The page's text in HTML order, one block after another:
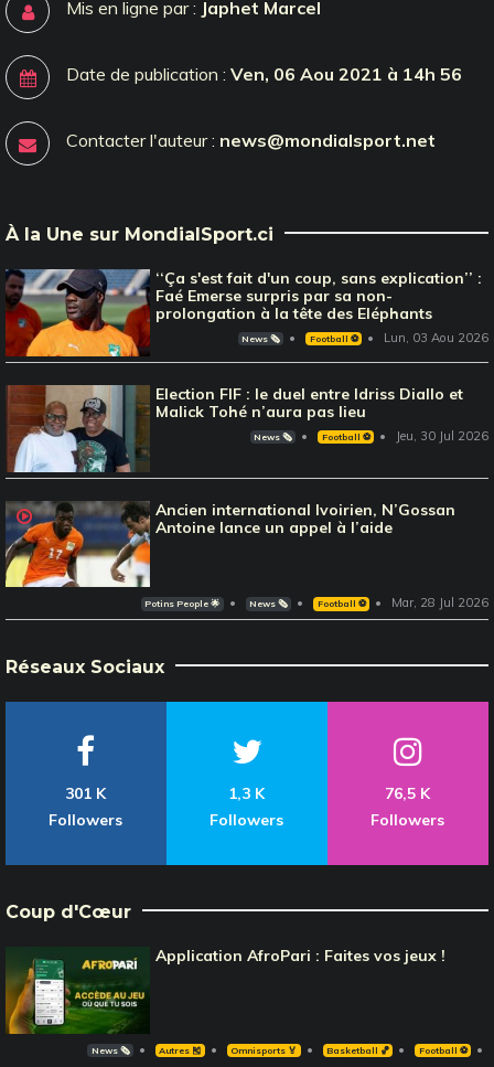
Mis en ligne par : Japhet Marcel
Date de publication : Ven, 06 Aou 2021 à 14h 56
Contacter l'auteur : news@mondialsport.net
À la Une sur MondialSport.ci
‘‘Ça s'est fait d'un coup, sans explication’’ :
Faé Emerse surpris par sa non-
prolongation à la tête des Eléphants
News 🗞️ Football ⚽️ Lun, 03 Aou 2026
Election FIF : le duel entre Idriss Diallo et
Malick Tohé n’aura pas lieu
News 🗞️ Football ⚽️ Jeu, 30 Jul 2026
Ancien international Ivoirien, N’Gossan
Antoine lance un appel à l’aide
Potins People 🌟 News 🗞️ Football ⚽️ Mar, 28 Jul 2026
Réseaux Sociaux
301 K
Followers
1,3 K
Followers
76,5 K
Followers
Coup d'Cœur
Application AfroPari : Faites vos jeux !
News 🗞️ Autres 🎽 Omnisports 🏅 Basketball 🏀 Football ⚽️